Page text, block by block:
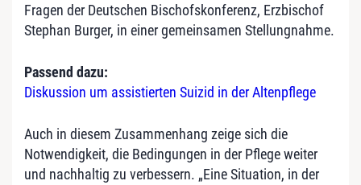
Fragen der Deutschen Bischofskonferenz, Erzbischof
Stephan Burger, in einer gemeinsamen Stellungnahme.
Passend dazu:
Diskussion um assistierten Suizid in der Altenpflege
Auch in diesem Zusammenhang zeige sich die
Notwendigkeit, die Bedingungen in der Pflege weiter
und nachhaltig zu verbessern. „Eine Situation, in der